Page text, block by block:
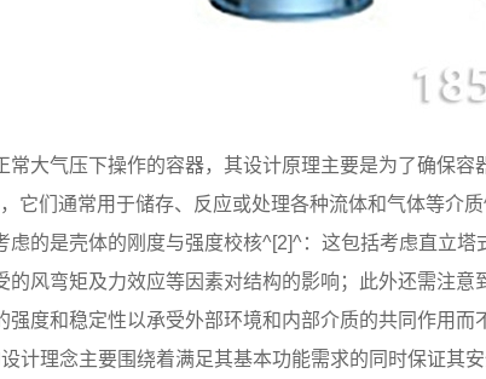
常大气压下操作的容器，其设计原理主要是为了确保
它们通常用于储存、反应或处理各种流体和气体等介质
虑的是壳体的刚度与强度校核^[2]^：这包括考虑直立
的风弯矩及力效应等因素对结构的影响；此外还需注
强度和稳定性以承受外部环境和内部介质的共同作用而
计理念主要围绕着满足其基本功能需求的同时保证其